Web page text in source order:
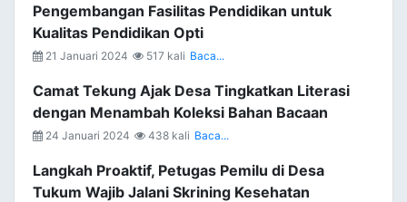
Pengembangan Fasilitas Pendidikan untuk
Kualitas Pendidikan Opti
21 Januari 2024 517 kali Baca...
Camat Tekung Ajak Desa Tingkatkan Literasi
dengan Menambah Koleksi Bahan Bacaan
24 Januari 2024 438 kali Baca...
Langkah Proaktif, Petugas Pemilu di Desa
Tukum Wajib Jalani Skrining Kesehatan